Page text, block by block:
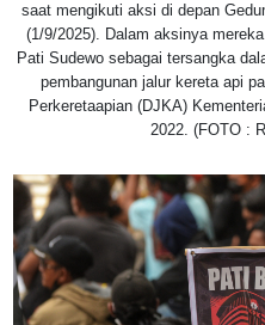
saat mengikuti aksi di depan
(1/9/2025). Dalam aksinya
Pati Sudewo sebagai tersangka
pembangunan jalur kereta api
Perkeretaapian (DJKA)
2022. (FOTO :